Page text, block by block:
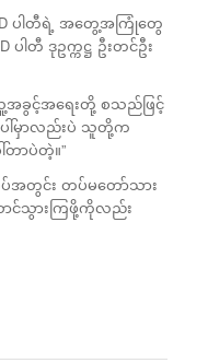
ပါတီရဲ့ အတွေ့အကြုံတွေ
တီ ဒုဥက္ကဋ္ဌ ဦးတင်ဦး
အခွင့်အရေးတို့ စသည်ဖြင့်
ေါ်မှာလည်းပဲ သူတို့က
ာပဲတဲ့။”
ပ်အတွင်း တပ်မတော်သား
သွားကြဖို့ကိုလည်း